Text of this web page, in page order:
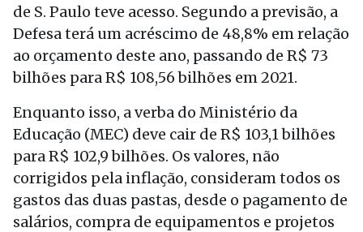
de S. Paulo teve acesso. Segundo a previsão, a
Defesa terá um acréscimo de 48,8% em relação
ao orçamento deste ano, passando de R$ 73
bilhões para R$ 108,56 bilhões em 2021.
Enquanto isso, a verba do Ministério da
Educação (MEC) deve cair de R$ 103,1 bilhões
para R$ 102,9 bilhões. Os valores, não
corrigidos pela inflação, consideram todos os
gastos das duas pastas, desde o pagamento de
salários, compra de equipamentos e projetos